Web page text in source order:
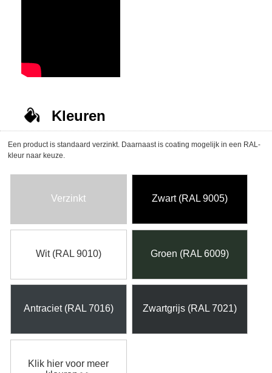
Kleuren
Een product is standaard verzinkt. Daarnaast is coating mogelijk in een RAL-
kleur naar keuze.
Verzinkt Zwart (RAL 9005)
Wit (RAL 9010) Groen (RAL 6009)
Antraciet (RAL 7016) Zwartgrijs (RAL 7021)
Klik hier voor meer